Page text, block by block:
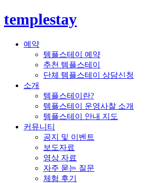
templestay
예약
템플스테이 예약
추천 템플스테이
단체 템플스테이 상담신청
소개
템플스테이란?
템플스테이 운영사찰 소개
템플스테이 안내 지도
커뮤니티
공지 및 이벤트
보도자료
영상 자료
자주 묻는 질문
체험 후기